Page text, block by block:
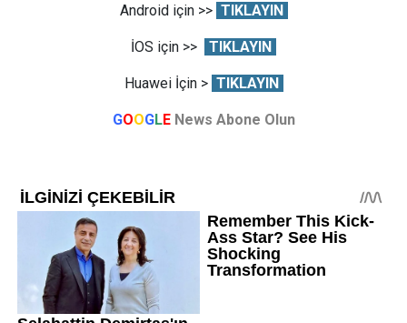
Android için >> TIKLAYIN
İOS için >> TIKLAYIN
Huawei İçin > TIKLAYIN
GOOGLE News Abone Olun